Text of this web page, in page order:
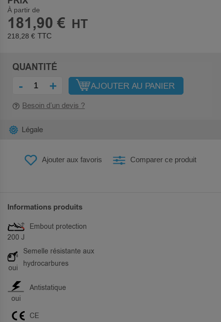
À partir de
181,90 €
218,28 €
QUANTITÉ
- + AJOUTER AU PANIER
Besoin d’un devis ?
Ajouter aux favoris Comparer ce produit
Légale
Informations produits
200 J
Embout protection
oui
Semelle résistante aux
hydrocarbures
oui
Antistatique
CE